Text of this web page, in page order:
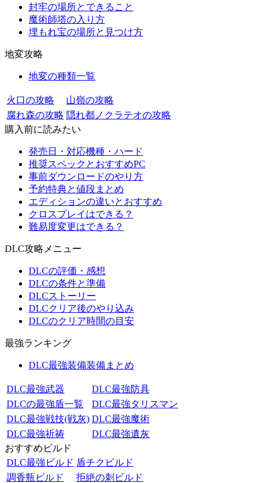
封牢の場所とできること
魔術師塔の入り方
埋もれ宝の場所と見つけ方
地変攻略
地変の種類一覧
火口の攻略
山嶺の攻略
腐れ森の攻略 隠れ都ノクラテオの攻略
購入前に読みたい
発売日・対応機種・ハード
推奨スペックとおすすめPC
事前ダウンロードのやり方
予約特典と値段まとめ
エディションの違いとおすすめ
クロスプレイはできる？
難易度変更はできる？
DLC攻略メニュー
DLCの評価・感想
DLCの条件と準備
DLCストーリー
DLCクリア後のやり込み
DLCのクリア時間の目安
最強ランキング
DLC最強装備装備まとめ
DLC最強武器
DLC最強防具
DLCの最強盾一覧
DLC最強タリスマン
DLC最強戦技(戦灰) DLC最強魔術
DLC最強祈祷
DLC最強遺灰
おすすめビルド
DLC最強ビルド 盾チクビルド
調香瓶ビルド
拒絶の刺ビルド